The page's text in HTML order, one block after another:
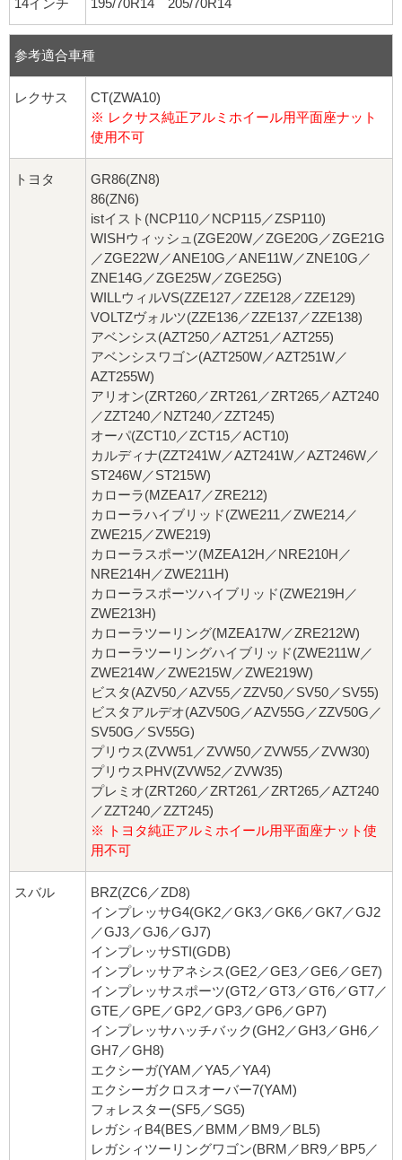
14インチ 195/70R14 205/70R14
参考適合車種
レクサス
CT(ZWA10)
※ レクサス純正アルミホイール用平面座ナット
使用不可
トヨタ
GR86(ZN8)
86(ZN6)
istイスト(NCP110／NCP115／ZSP110)
WISHウィッシュ(ZGE20W／ZGE20G／ZGE21G
／ZGE22W／ANE10G／ANE11W／ZNE10G／
ZNE14G／ZGE25W／ZGE25G)
WILLウィルVS(ZZE127／ZZE128／ZZE129)
VOLTZヴォルツ(ZZE136／ZZE137／ZZE138)
アベンシス(AZT250／AZT251／AZT255)
アベンシスワゴン(AZT250W／AZT251W／
AZT255W)
アリオン(ZRT260／ZRT261／ZRT265／AZT240
／ZZT240／NZT240／ZZT245)
オーパ(ZCT10／ZCT15／ACT10)
カルディナ(ZZT241W／AZT241W／AZT246W／
ST246W／ST215W)
カローラ(MZEA17／ZRE212)
カローラハイブリッド(ZWE211／ZWE214／
ZWE215／ZWE219)
カローラスポーツ(MZEA12H／NRE210H／
NRE214H／ZWE211H)
カローラスポーツハイブリッド(ZWE219H／
ZWE213H)
カローラツーリング(MZEA17W／ZRE212W)
カローラツーリングハイブリッド(ZWE211W／
ZWE214W／ZWE215W／ZWE219W)
ビスタ(AZV50／AZV55／ZZV50／SV50／SV55)
ビスタアルデオ(AZV50G／AZV55G／ZZV50G／
SV50G／SV55G)
プリウス(ZVW51／ZVW50／ZVW55／ZVW30)
プリウスPHV(ZVW52／ZVW35)
プレミオ(ZRT260／ZRT261／ZRT265／AZT240
／ZZT240／ZZT245)
※ トヨタ純正アルミホイール用平面座ナット使
用不可
スバル
BRZ(ZC6／ZD8)
インプレッサG4(GK2／GK3／GK6／GK7／GJ2
／GJ3／GJ6／GJ7)
インプレッサSTI(GDB)
インプレッサアネシス(GE2／GE3／GE6／GE7)
インプレッサスポーツ(GT2／GT3／GT6／GT7／
GTE／GPE／GP2／GP3／GP6／GP7)
インプレッサハッチバック(GH2／GH3／GH6／
GH7／GH8)
エクシーガ(YAM／YA5／YA4)
エクシーガクロスオーバー7(YAM)
フォレスター(SF5／SG5)
レガシィB4(BES／BMM／BM9／BL5)
レガシィツーリングワゴン(BRM／BR9／BP5／